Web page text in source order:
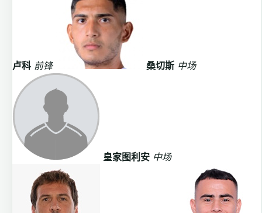
卢科 前锋 桑切斯 中场
皇家图利安 中场